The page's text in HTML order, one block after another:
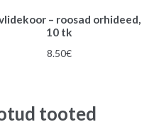
– roosad orhideed,
10 tk
8.50€
tooted